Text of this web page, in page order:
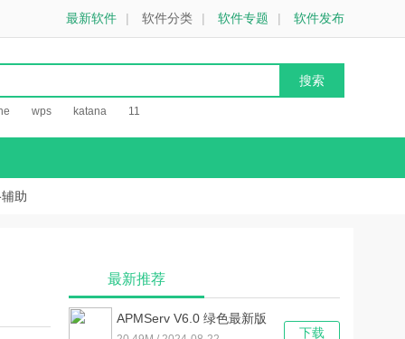
最新软件 | 软件分类 | 软件专题 | 软件发布
wps katana 11
助
最新推荐
下载
APMServ V6.0 绿色最新版